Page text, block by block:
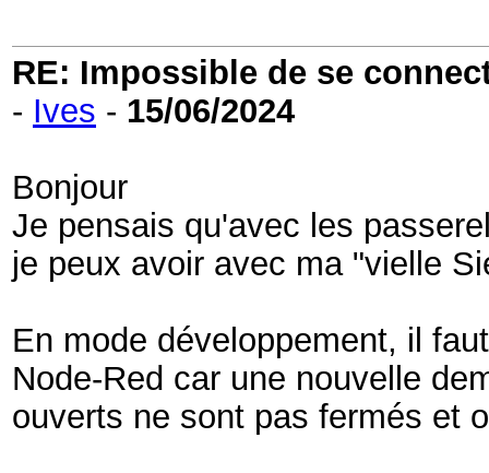
RE: Impossible de se
- Ives - 15/06/2024
Bonjour
Je pensais qu'avec les
je peux avoir avec ma "vielle
En mode développement, il
Node-Red car une nouvelle
ouverts ne sont pas fermés et